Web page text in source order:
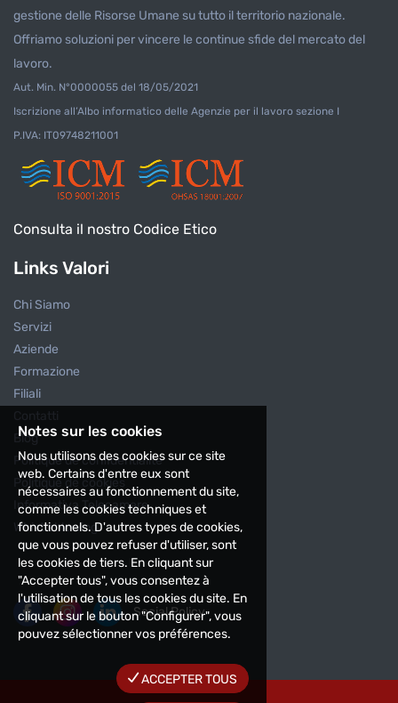
gestione delle Risorse Umane su tutto il territorio nazionale.
Offriamo soluzioni per vincere le continue sfide del mercato del
lavoro.
Aut. Min. N°0000055 del 18/05/2021
Iscrizione all’Albo informatico delle Agenzie per il lavoro sezione I
P.IVA: IT09748211001
Consulta il nostro Codice Etico
Links Valori
Chi Siamo
Servizi
Aziende
Formazione
Filiali
Blog
Politique de confidentialité
Politique de cookies
Informativa Telecamere
Whistleblowing
Social Policy
Notes sur les cookies
Nous utilisons des cookies sur ce site
web. Certains d'entre eux sont
nécessaires au fonctionnement du site,
comme les cookies techniques et
fonctionnels. D'autres types de cookies,
que vous pouvez refuser d'utiliser, sont
les cookies de tiers. En cliquant sur
"Accepter tous", vous consentez à
l'utilisation de tous les cookies du site. En
cliquant sur le bouton "Configurer", vous
pouvez sélectionner vos préférences.
ACCEPTER TOUS